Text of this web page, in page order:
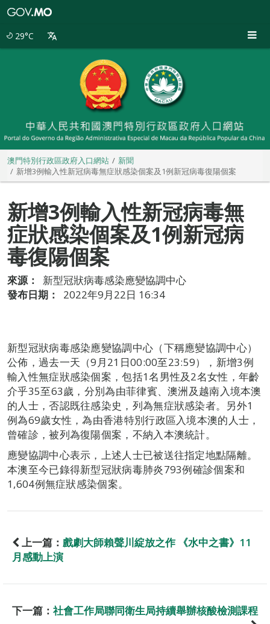
29°C
澳門特別行政區政府入口網站
新聞
新增3例輸入性新冠病毒無症狀感染個案及1例新冠病毒復陽個案
新增3例輸入性新冠病毒無
症狀感染個案及1例新冠病
毒復陽個案
來源：
新型冠狀病毒感染應變協調中心
發布日期：
2022年9月22日 16:34
新型冠狀病毒感染應變協調中心（下稱應變協調中心）
公佈，過去一天（9月21日00:00至23:59），新增3例
輸入性無症狀感染個案，包括1名男性及2名女性，年齡
介乎35至63歲，分別為由菲律賓、澳洲及越南入境本澳
的人士，否認既往感染史，列為無症狀感染者。另外1
例為69歲女性，為由香港特別行政區入境本澳的人士，
曾確診，被列為復陽個案，不納入本澳統計。
應變協調中心表示，上述人士已被送往指定地點隔離。
本澳至今已錄得新型冠狀病毒肺炎793例確診個案和
1,604例無症狀感染個案。
上一篇： 戲劇大師賴聲川綻放之作 《水中之書》11
月感動上演
下一篇： 社會工作局聯同衛生局持續舉辦核酸檢測課程